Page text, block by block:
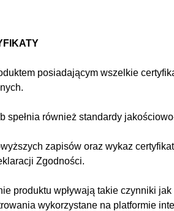
posiadającym wszelkie
spełnia również standardy
zapisów oraz wykaz
Zgodności.
produktu wpływają takie czynniki
wykorzystane na platformie